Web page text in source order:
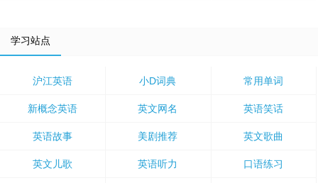
学习站点
沪江英语 小D词典 常用单词
新概念英语 英文网名 英语笑话
英语故事 美剧推荐 英文歌曲
英文儿歌 英语听力 口语练习